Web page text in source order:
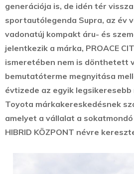
generációja is, de idén tér
sportautólegenda Supra, az év
vadonatúj kompakt áru- és
jelentkezik a márka, PROACE
ismeretében nem is dönthetett
bemutatóterme megnyitása
évtizede az egyik
Toyota márkakereskedésnek
amelyet a vállalat a sokatmondó
HIBRID KÖZPONT névre